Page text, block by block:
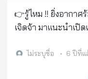
https://
👉รู้ไหม !! ยิ่งอากาศ
เจิดจ้า มาแนะนำเปิ
ประหยัดไฟกว่า จริง
ไม่ระบุชื่อ • 6 ปีที่แ